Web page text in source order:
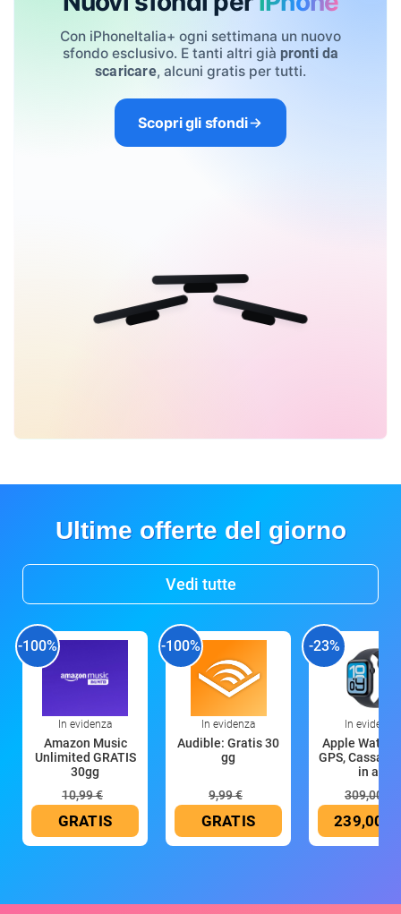
Con iPhoneItalia+ ogni settimana un nuovo
sfondo esclusivo. E tanti altri già pronti da
scaricare, alcuni gratis per tutti.
Scopri gli sfondi
Ultime offerte del giorno
Vedi tutte
-100%
In evidenza
Amazon Music
Unlimited GRATIS
30gg
10,99 €
GRATIS
-100%
In evidenza
Audible: Gratis 30
gg
9,99 €
GRATIS
-23%
In evidenza
Apple Watch
GPS, Cassa
in all
309,00 €
239,00 €